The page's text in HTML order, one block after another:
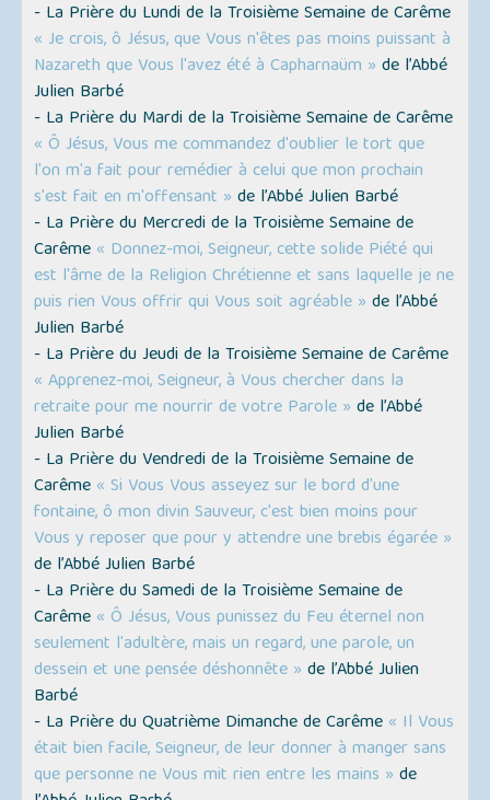
- La Prière du Lundi de la Troisième Semaine de Carême
« Je crois, ô Jésus, que Vous n'êtes pas moins puissant à
Nazareth que Vous l'avez été à Capharnaüm » de l’Abbé
Julien Barbé
- La Prière du Mardi de la Troisième Semaine de Carême
« Ô Jésus, Vous me commandez d'oublier le tort que
l'on m'a fait pour remédier à celui que mon prochain
s'est fait en m'offensant » de l’Abbé Julien Barbé
- La Prière du Mercredi de la Troisième Semaine de
Carême « Donnez-moi, Seigneur, cette solide Piété qui
est l'âme de la Religion Chrétienne et sans laquelle je ne
puis rien Vous offrir qui Vous soit agréable » de l’Abbé
Julien Barbé
- La Prière du Jeudi de la Troisième Semaine de Carême
« Apprenez-moi, Seigneur, à Vous chercher dans la
retraite pour me nourrir de votre Parole » de l’Abbé
Julien Barbé
- La Prière du Vendredi de la Troisième Semaine de
Carême « Si Vous Vous asseyez sur le bord d'une
fontaine, ô mon divin Sauveur, c'est bien moins pour
Vous y reposer que pour y attendre une brebis égarée »
de l’Abbé Julien Barbé
- La Prière du Samedi de la Troisième Semaine de
Carême « Ô Jésus, Vous punissez du Feu éternel non
seulement l'adultère, mais un regard, une parole, un
dessein et une pensée déshonnête » de l’Abbé Julien
Barbé
- La Prière du Quatrième Dimanche de Carême « Il Vous
était bien facile, Seigneur, de leur donner à manger sans
que personne ne Vous mit rien entre les mains » de